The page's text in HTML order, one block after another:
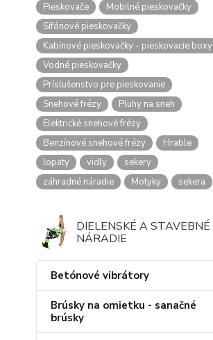
Pieskovače
Mobilné pieskovačky
Sifónové pieskovačky
Kabínové pieskovačky - pieskovacie boxy
Vodné pieskovačky
Príslušenstvo pre pieskovanie
Snehové frézy
Pluhy na sneh
Elektrické snehové frézy
Benzínové snehové frézy
Hrable
lopaty
vidly
sekery
záhradné náradie
Motyky sekera
DIELENSKÉ A STAVEBNÉ
NÁRADIE
Betónové vibrátory
Brúsky na omietku - sanačné
brúsky